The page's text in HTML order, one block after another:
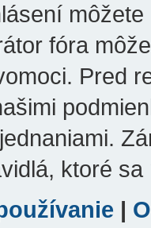
fóra
Pred
ktoré sa
|